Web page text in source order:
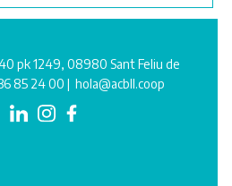
pk 1249, 08980 Sant Feliu de
85 24 00 | hola@acbll.coop